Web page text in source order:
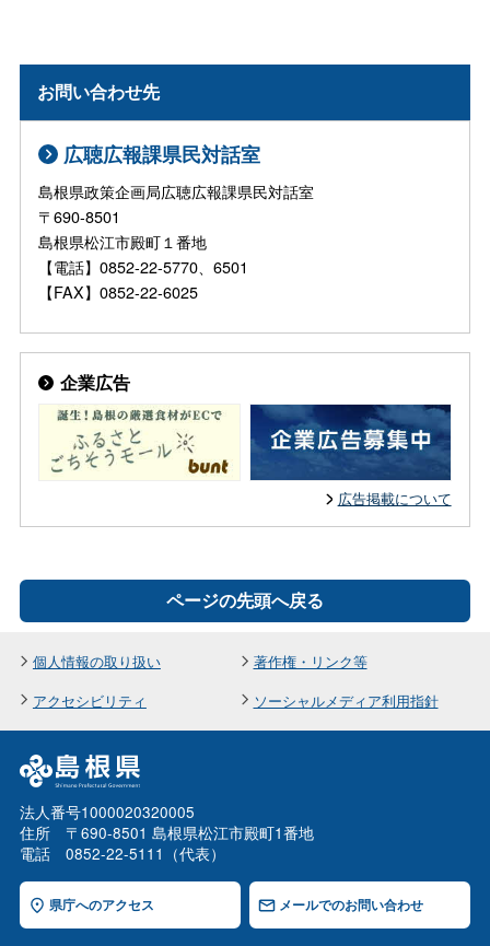
お問い合わせ先
広聴広報課県民対話室
島根県政策企画局広聴広報課県民対話室
〒690-8501
島根県松江市殿町１番地
【電話】0852-22-5770、6501
【FAX】0852-22-6025
企業広告
広告掲載について
ページの先頭へ戻る
個人情報の取り扱い
著作権・リンク等
アクセシビリティ
ソーシャルメディア利用指針
法人番号1000020320005
住所 〒690-8501 島根県松江市殿町1番地
電話 0852-22-5111（代表）
県庁へのアクセス メールでのお問い合わせ